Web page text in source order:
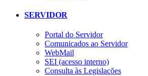
SERVIDOR
Portal do Servidor
Comunicados ao Servidor
WebMail
SEI (acesso interno)
Consulta às Legislações